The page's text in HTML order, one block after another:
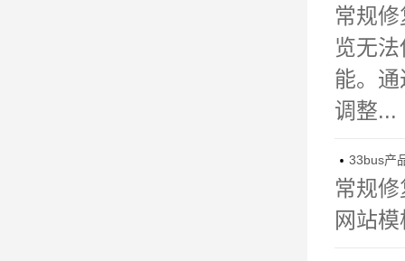
常规
览无
能。
调整...
 33bus产
常规
网站